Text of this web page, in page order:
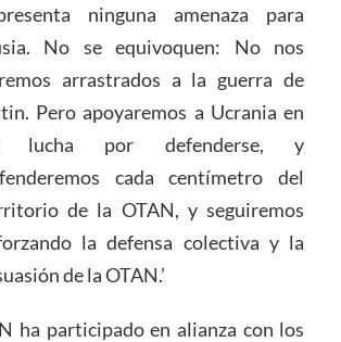
ninguna amenaza para
No se equivoquen: No nos
arrastrados a la guerra de
Pero apoyaremos a Ucrania en
lucha por defenderse, y
cada centímetro del
de la OTAN, y seguiremos
la defensa colectiva y la
de la OTAN.’
ha participado en alianza con los